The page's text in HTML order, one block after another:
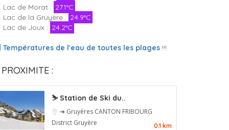
Lac de Morat : 27.1°C
Lac de la Gruyère : 24.9°C
Lac de Joux : 24.2°C
Températures de l'eau de toutes les plages!!!
:
⛷️ Station de Ski du..
➔ Gruyères CANTON FRIBOURG
District Gruyère
0.1 km